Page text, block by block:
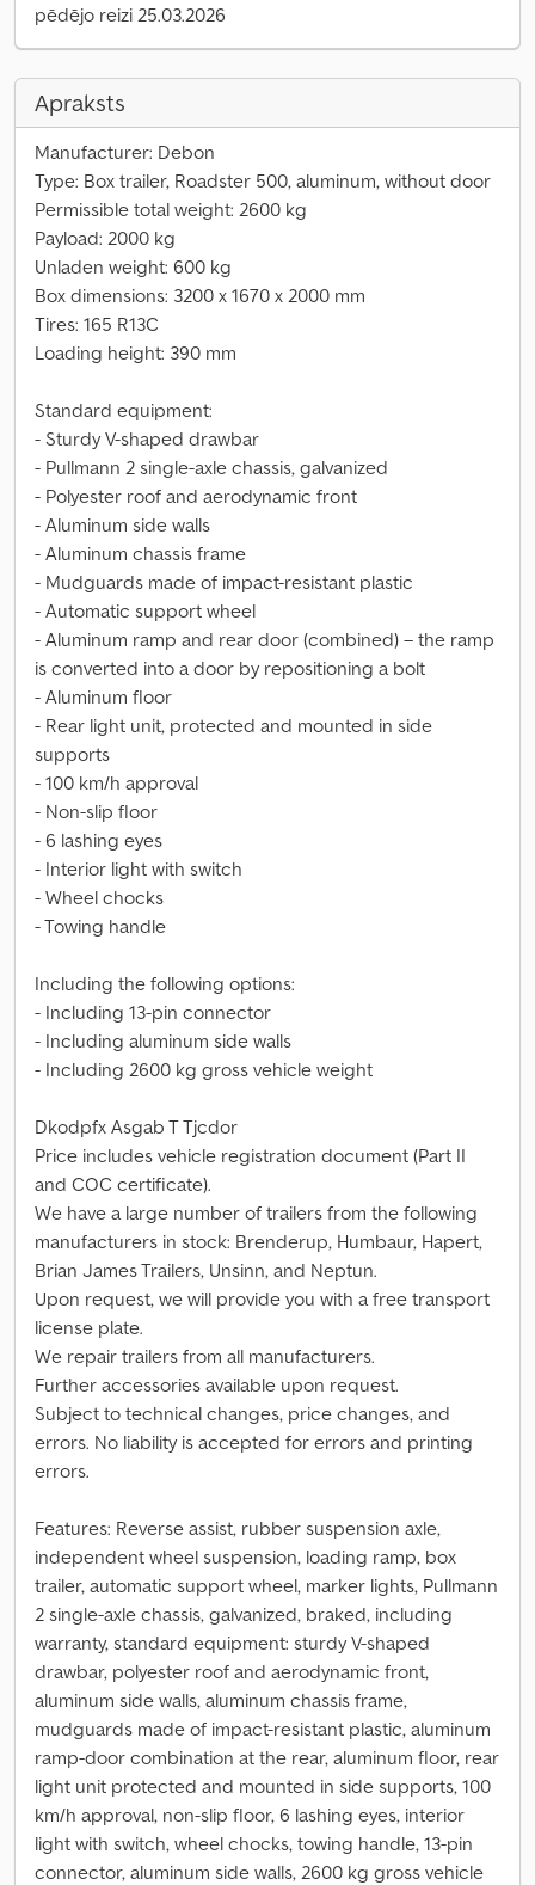
pēdējo reizi 25.03.2026
Apraksts
Manufacturer: Debon
Type: Box trailer, Roadster 500, aluminum, without door
Permissible total weight: 2600 kg
Payload: 2000 kg
Unladen weight: 600 kg
Box dimensions: 3200 x 1670 x 2000 mm
Tires: 165 R13C
Loading height: 390 mm
Standard equipment:
- Sturdy V-shaped drawbar
- Pullmann 2 single-axle chassis, galvanized
- Polyester roof and aerodynamic front
- Aluminum side walls
- Aluminum chassis frame
- Mudguards made of impact-resistant plastic
- Automatic support wheel
- Aluminum ramp and rear door (combined) – the ramp
is converted into a door by repositioning a bolt
- Aluminum floor
- Rear light unit, protected and mounted in side
supports
- 100 km/h approval
- Non-slip floor
- 6 lashing eyes
- Interior light with switch
- Wheel chocks
- Towing handle
Including the following options:
- Including 13-pin connector
- Including aluminum side walls
- Including 2600 kg gross vehicle weight
Dkodpfx Asgab T Tjcdor
Price includes vehicle registration document (Part II
and COC certificate).
We have a large number of trailers from the following
manufacturers in stock: Brenderup, Humbaur, Hapert,
Brian James Trailers, Unsinn, and Neptun.
Upon request, we will provide you with a free transport
license plate.
We repair trailers from all manufacturers.
Further accessories available upon request.
Subject to technical changes, price changes, and
errors. No liability is accepted for errors and printing
errors.
Features: Reverse assist, rubber suspension axle,
independent wheel suspension, loading ramp, box
trailer, automatic support wheel, marker lights, Pullmann
2 single-axle chassis, galvanized, braked, including
warranty, standard equipment: sturdy V-shaped
drawbar, polyester roof and aerodynamic front,
aluminum side walls, aluminum chassis frame,
mudguards made of impact-resistant plastic, aluminum
ramp-door combination at the rear, aluminum floor, rear
light unit protected and mounted in side supports, 100
km/h approval, non-slip floor, 6 lashing eyes, interior
light with switch, wheel chocks, towing handle, 13-pin
connector, aluminum side walls, 2600 kg gross vehicle